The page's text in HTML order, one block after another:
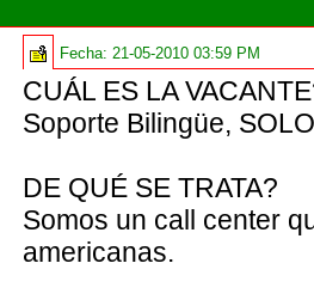
Fecha:21-05-2010 03:59 PM
CUÁL ES LA
Soporte Bilingüe,
DE QUÉ SE TRATA?
Somos un call center
americanas.